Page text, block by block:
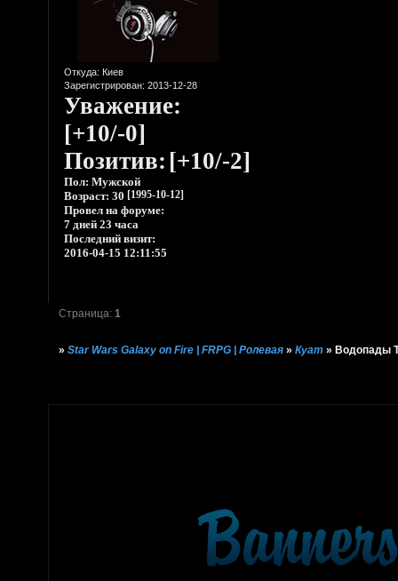
Откуда: Киев
Зарегистрирован: 2013-12-28
Уважение:
[+10/-0]
Позитив: [+10/-2]
Пол: Мужской
Возраст: 30 [1995-10-12]
Провел на форуме:
7 дней 23 часа
Последний визит:
2016-04-15 12:11:55
Страница:1
»Star Wars Galaxy on Fire | FRPG | Ролевая »Куат » Водопады